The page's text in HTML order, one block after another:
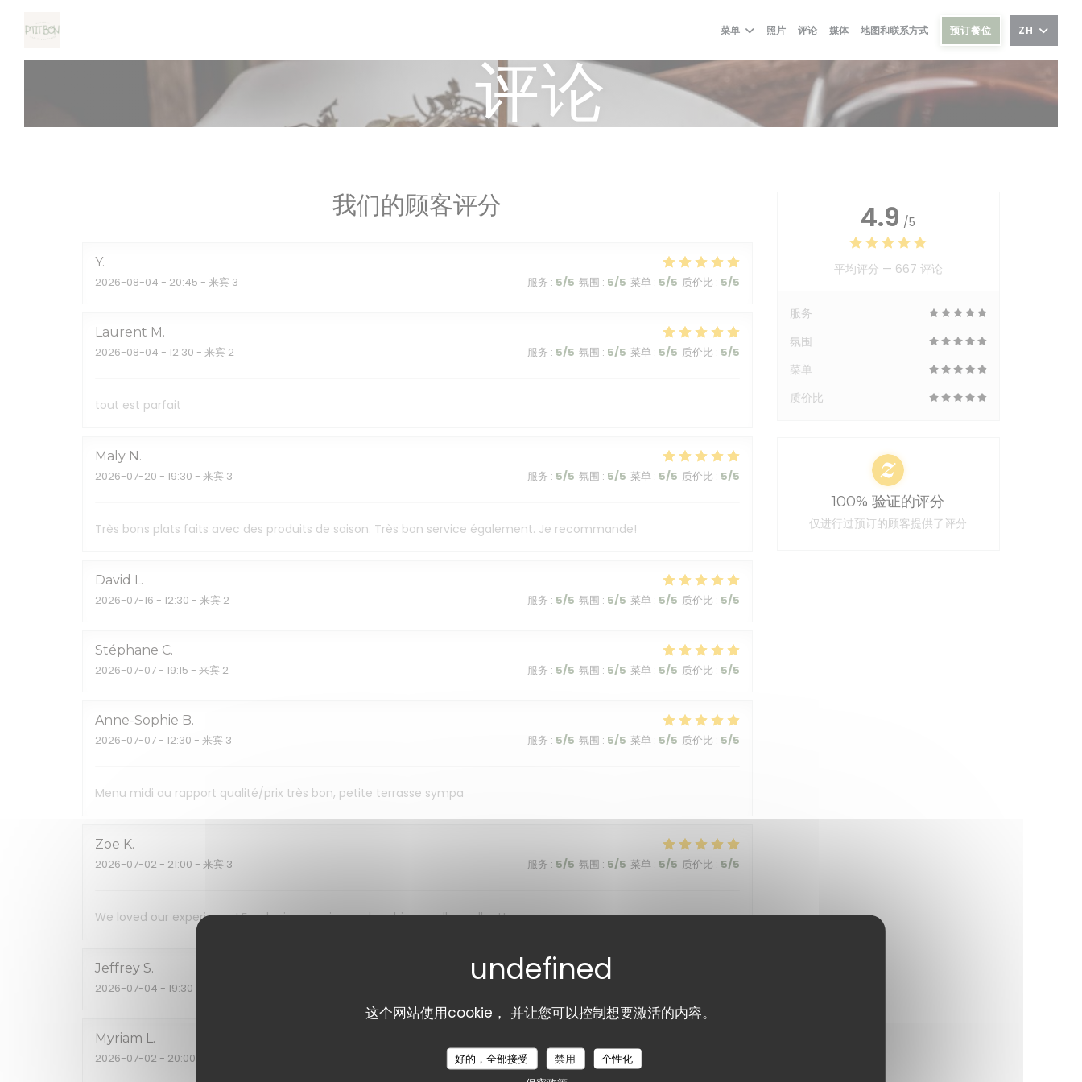
这个网站使用cookie， 并让您可以控制想要激活的内容。
好的，全部接受 禁用
个性化
菜单 照片 评论 媒体 地图和联系方式 预订餐位 ZH
评论
我们的顾客评分
Y
2026-08-04 - 20:45 - 来宾 3 服务 : 5/5 氛围 : 5/5 菜单: 5/5 质价比 : 5/5
Laurent M
2026-08-04 - 12:30 - 来宾 2 服务 : 5/5 氛围 : 5/5 菜单: 5/5 质价比 : 5/5
tout est parfait
Maly N
2026-07-20 - 19:30 - 来宾 3 服务 : 5/5 氛围 : 5/5 菜单: 5/5 质价比 : 5/5
Très bons plats faits avec des produits de saison. Très bon service également. Je recommande!
David L
2026-07-16 - 12:30 - 来宾 2 服务 : 5/5 氛围 : 5/5 菜单: 5/5 质价比 : 5/5
Stéphane C
2026-07-07 - 19:15 - 来宾 2 服务 : 5/5 氛围 : 5/5 菜单: 5/5 质价比 : 5/5
Anne-Sophie B
2026-07-07 - 12:30 - 来宾 3 服务 : 5/5 氛围 : 5/5 菜单: 5/5 质价比 : 5/5
Menu midi au rapport qualité/prix très bon, petite terrasse sympa
Zoe K
2026-07-02 - 21:00 - 来宾 3 服务 : 5/5 氛围 : 5/5 菜单: 5/5 质价比 : 5/5
We loved our experience! Food, wine, service and ambience all excellent!
Jeffrey S
2026-07-04 - 19:30 - 来宾 2
Myriam L
2026-07-02 - 20:00 - 来宾 8 服务 5/5 :5/5 菜单
4.9 /5
平均评分 — 667 评论
服务
氛围
菜单
质价比
100% 验证的评分
仅进行过预订的顾客提供了评分